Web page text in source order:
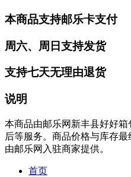
本商品支持邮乐卡支付
周六、周日支持发货
支持七天无理由退货
说明
本商品由邮乐网新丰县好好
后等服务。商品价格与库存
由邮乐网入驻商家提供。
首页